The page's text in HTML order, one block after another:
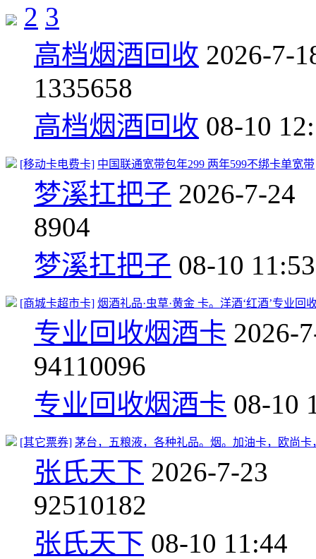
2 3
高档烟酒回收 2026-7-
1335658
高档烟酒回收 08-10
[移动卡电费卡] 中国联通宽带包年299 两年599不绑卡单宽带
梦溪扛把子 2026-7-24
8904
梦溪扛把子 08-10 11:53
[商城卡超市卡] 烟酒礼品·虫草·黄金 卡。洋酒‘红酒’专业回
专业回收烟酒卡 2026-
94110096
专业回收烟酒卡 08-10
[其它票券] 茅台，五粮液，各种礼品。烟。加油卡，欧尚卡
张氏天下 2026-7-23
92510182
张氏天下 08-10 11:44